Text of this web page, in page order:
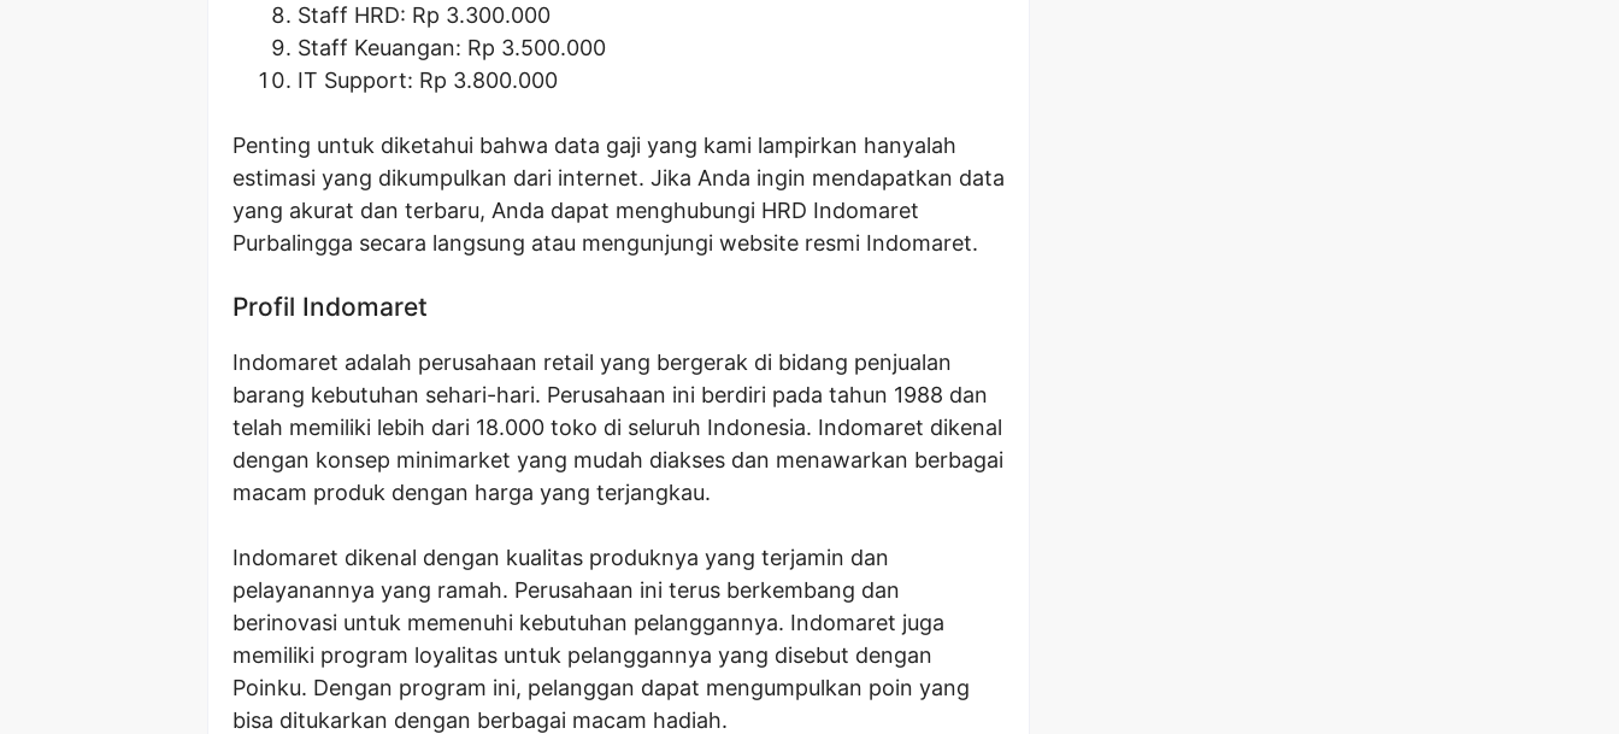
Staff HRD: Rp 3.300.000
Staff Keuangan: Rp 3.500.000
IT Support: Rp 3.800.000
Penting untuk diketahui bahwa data gaji yang kami lampirkan hanyalah
estimasi yang dikumpulkan dari internet. Jika Anda ingin mendapatkan data
yang akurat dan terbaru, Anda dapat menghubungi HRD Indomaret
Purbalingga secara langsung atau mengunjungi website resmi Indomaret.
Profil Indomaret
Indomaret adalah perusahaan retail yang bergerak di bidang penjualan
barang kebutuhan sehari-hari. Perusahaan ini berdiri pada tahun 1988 dan
telah memiliki lebih dari 18.000 toko di seluruh Indonesia. Indomaret dikenal
dengan konsep minimarket yang mudah diakses dan menawarkan berbagai
macam produk dengan harga yang terjangkau.
Indomaret dikenal dengan kualitas produknya yang terjamin dan
pelayanannya yang ramah. Perusahaan ini terus berkembang dan
berinovasi untuk memenuhi kebutuhan pelanggannya. Indomaret juga
memiliki program loyalitas untuk pelanggannya yang disebut dengan
Poinku. Dengan program ini, pelanggan dapat mengumpulkan poin yang
bisa ditukarkan dengan berbagai macam hadiah.